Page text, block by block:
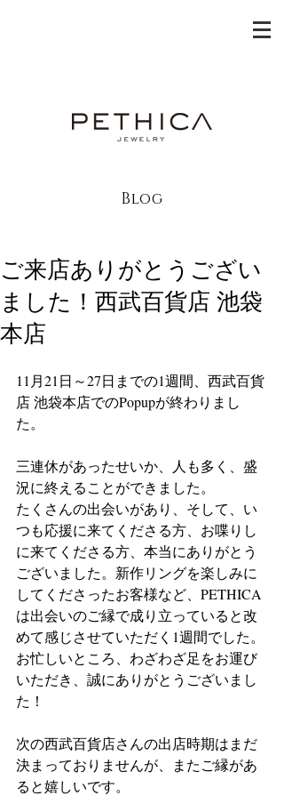
Blog
ご来店ありがとうござい
ました！西武百貨店 池袋
本店
11月21日～27日までの1週間、西武百貨
店 池袋本店でのPopupが終わりまし
た。
三連休があったせいか、人も多く、盛
況に終えることができました。
たくさんの出会いがあり、そして、い
つも応援に来てくださる方、お喋りし
に来てくださる方、本当にありがとう
ございました。新作リングを楽しみに
してくださったお客様など、PETHICA
は出会いのご縁で成り立っていると改
めて感じさせていただく1週間でした。
お忙しいところ、わざわざ足をお運び
いただき、誠にありがとうございまし
た！
次の西武百貨店さんの出店時期はまだ
決まっておりませんが、またご縁があ
ると嬉しいです。